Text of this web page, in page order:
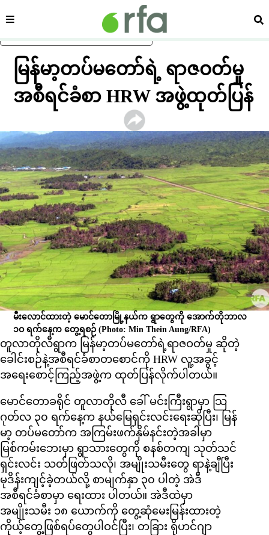
ပင်မအကြောင်းအရာသို့ ကျော်ရန်
ကဏ္ဍ ရှာ
မြန်မာ့တပ်မတော်ရဲ့ ရာဇဝတ်မှု
အစီရင်ခံစာ HRW အဖွဲ့ထုတ်ပြန်
မီးလောင်ထားတဲ့ မောင်တောမြို့နယ်က ရွာတွေကို အောက်တိုဘာလ
၁ဝ ရက်နေ့က တွေ့ရစဉ်(Photo: Min Thein Aung/RFA)
တူလာတိုလီရွာက မြန်မာ့တပ်မတော်ရဲ့ရာဇဝတ်မှု ဆိုတဲ့
ခေါင်းစဉ်နဲ့အစီရင်ခံစာတစောင်ကို HRW လူ့အခွင့်
အရေးစောင့်ကြည့်အဖွဲ့က ထုတ်ပြန်လိုက်ပါတယ်။
မောင်တောခရိုင် တူလာတိုလီ ခေါ် မင်းကြီးရွာမှာ သြ
ဂုတ်လ ၃၀ ရက်နေ့က နယ်မြေရှင်းလင်းရေးဆိုပြီး၊ မြန်
မာ့ တပ်မတော်က အကြမ်းဖက်နှိမ်နင်းတဲ့အခါမှာ
မြစ်ကမ်းဘေးမှာ ရွာသားတွေကို စနစ်တကျ သုတ်သင်
ရှင်းလင်း သတ်ဖြတ်သလို၊ အမျိုးသမီးတွေ ရာနဲ့ချီပြီး
မုဒိန်းကျင့်ခဲ့တယ်လို့ စာမျက်နှာ ၃၀ ပါတဲ့ အဲဒီ
အစီရင်ခံစာမှာ ရေးထား ပါတယ်။ အဲဒီထဲမှာ
အမျိုးသမီး ၁၈ ယောက်ကို တွေ့ဆုံမေးမြန်းထားတဲ့
ကိုယ့်တွေ့ဖြစ်ရပ်တွေပါဝင်ပြီး၊ တခြား ရိုဟင်ဂျာ